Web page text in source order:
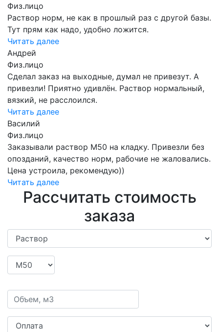
Физ.лицо
Раствор норм, не как в прошлый раз с другой базы.
Тут прям как надо, удобно ложится.
Читать далее
Андрей
Физ.лицо
Сделал заказ на выходные, думал не привезут. А
привезли! Приятно удивлён. Раствор нормальный,
вязкий, не расслоился.
Читать далее
Василий
Физ.лицо
Заказывали раствор М50 на кладку. Привезли без
опозданий, качество норм, рабочие не жаловались.
Цена устроила, рекомендую))
Читать далее
Рассчитать стоимость
заказа